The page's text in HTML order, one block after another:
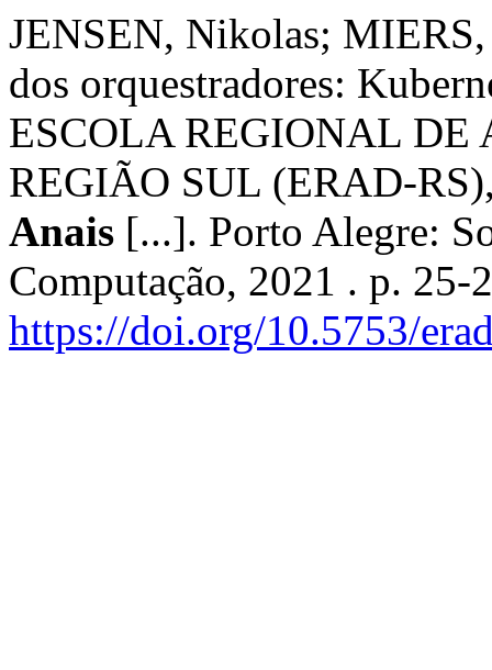
JENSEN, Nikolas; MIERS,
dos orquestradores:
ESCOLA REGIONAL DE
REGIÃO SUL (ERAD-
Anais [...]. Porto Alegre:
Computação, 2021 . p.
https://doi.org/10.5753/